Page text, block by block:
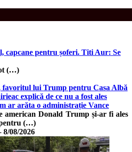
capcane pentru șoferi. Titi Aur: Se
(…)
favoritul lui Trump pentru Casa Albă
explică de ce nu a fost ales
ar arăta o administrație Vance
american Donald Trump și-ar fi ales
(…)
8/08/2026